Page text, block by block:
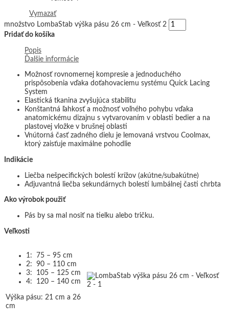
Vymazať
množstvo LombaStab výška pásu 26 cm - Veľkosť 2
Pridať do košíka
Popis
Ďalšie informácie
Možnosť rovnomernej kompresie a jednoduchého
prispôsobenia vďaka doťahovaciemu systému Quick Lacing
System
Elastická tkanina zvyšujúca stabilitu
Konštantná ľahkosť a možnosť voľného pohybu vďaka
anatomickému dizajnu s vytvarovaním v oblasti bedier a na
plastovej vložke v brušnej oblasti
Vnútorná časť zadného dielu je lemovaná vrstvou Coolmax,
ktorý zaisťuje maximálne pohodlie
Indikácie
Liečba nešpecifických bolestí krížov (akútne/subakútne)
Adjuvantná liečba sekundárnych bolestí lumbálnej časti chrbta
Ako výrobok použiť
Pás by sa mal nosiť na tielku alebo tričku.
Veľkosti
1: 75 – 95 cm
2: 90 – 110 cm
3: 105 – 125 cm
4: 120 – 140 cm
Výška pásu: 21 cm a 26
cm